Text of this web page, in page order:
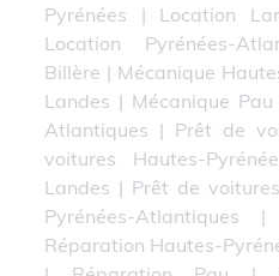
Pyrénées | Location
Location Pyrénées-
Billère | Mécanique
Landes | Mécanique Pau
Atlantiques | Prêt de
voitures Hautes-
Landes | Prêt de
Pyrénées-Atlantiques |
Réparation Hautes-